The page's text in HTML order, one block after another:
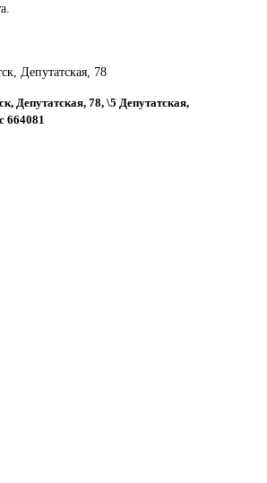
Депутатская, 78
Депутатская, 78, \5 Депутатская,
664081